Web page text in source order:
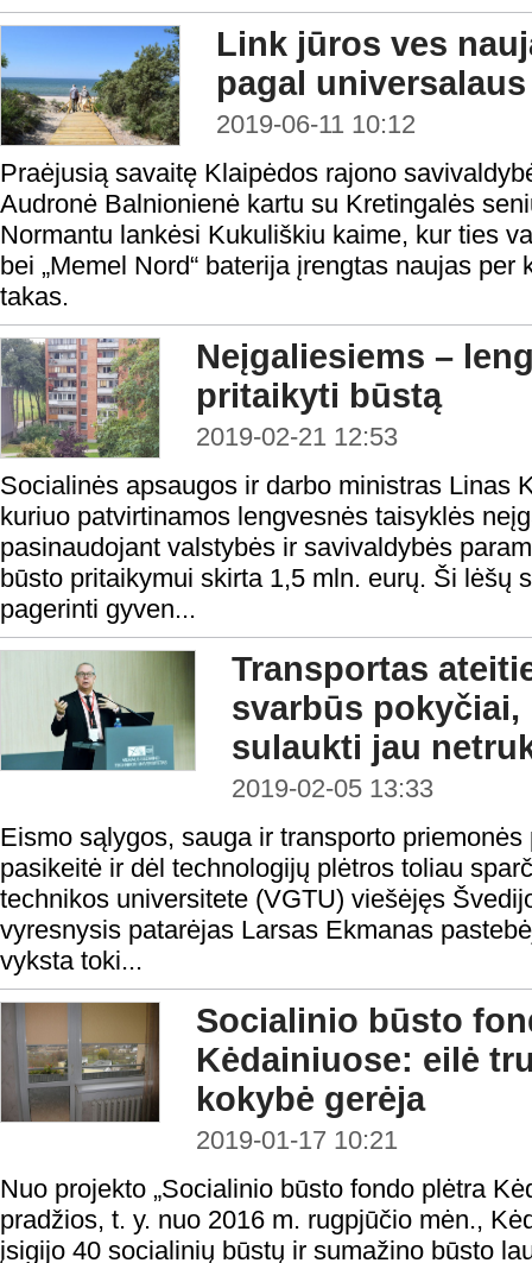
Link jūros ves
pagal
2019-06-11 10:12
Praėjusią savaitę Klaipėdos rajono
Audronė Balnionienė kartu su Kretingalės
Normantu lankėsi Kukuliškiu kaime, kur ties
bei „Memel Nord“ baterija įrengtas naujas
takas.
Neįgaliesiems –
pritaikyti būstą
2019-02-21 12:53
Socialinės apsaugos ir darbo ministras Linas
kuriuo patvirtinamos lengvesnės taisyklės
pasinaudojant valstybės ir savivaldybės
būsto pritaikymui skirta 1,5 mln. eurų. Ši lėšų
pagerinti gyven...
Transportas
svarbūs pokyčiai,
sulaukti jau
2019-02-05 13:33
Eismo sąlygos, sauga ir transporto
pasikeitė ir dėl technologijų plėtros toliau
technikos universitete (VGTU) viešėjęs
vyresnysis patarėjas Larsas Ekmanas
vyksta toki...
Socialinio būsto
Kėdainiuose: eilė
kokybė gerėja
2019-01-17 10:21
Nuo projekto „Socialinio būsto fondo plėtra
pradžios, t. y. nuo 2016 m. rugpjūčio mėn.,
įsigijo 40 socialinių būstų ir sumažino būsto